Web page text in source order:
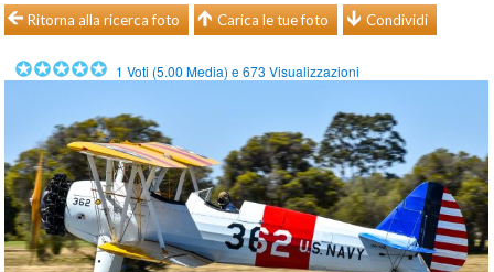
Ritorna alla ricerca foto Carica le tue foto Condividi
1 Voti (5.00 Media) e673 Visualizzazioni